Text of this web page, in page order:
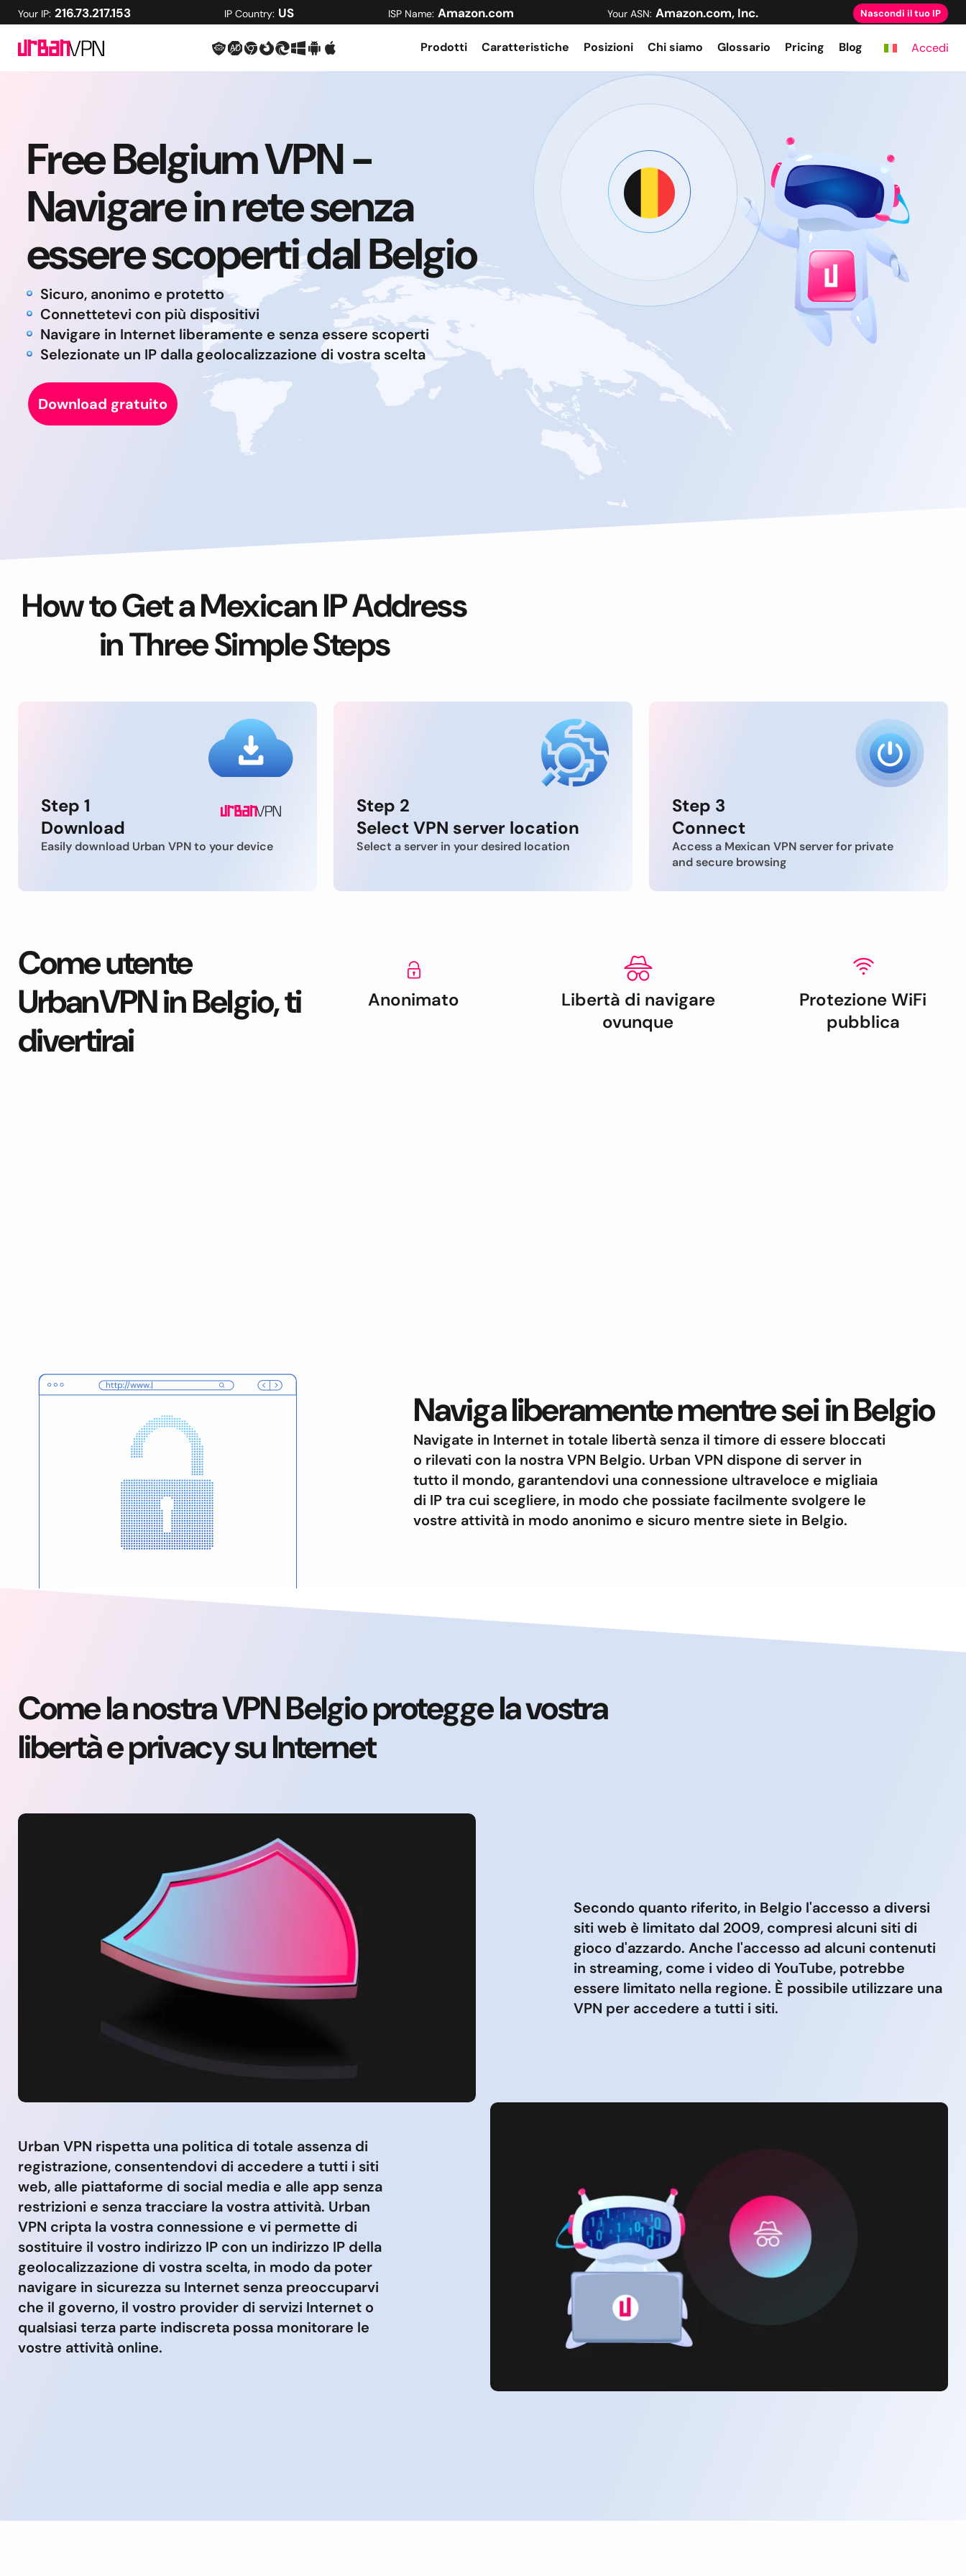
Your IP: 216.73.217.153 IP Country: US ISP Name: Amazon.com Your ASN: Amazon.com, Inc. Nascondi il tuo IP
Prodotti Caratteristiche Posizioni Chi siamo Glossario Pricing Blog Accedi
Free Belgium VPN -
Navigare in rete senza
essere scoperti dal Belgio
Sicuro, anonimo e protetto
Connettetevi con più dispositivi
Navigare in Internet liberamente e senza essere scoperti
Selezionate un IP dalla geolocalizzazione di vostra scelta
Download gratuito
How to Get a Mexican IP Address
in Three Simple Steps
Step 1
Download
Easily download Urban VPN to your device
Step 2
Select VPN server location
Select a server in your desired location
Step 3
Connect
Access a Mexican VPN server for private
and secure browsing
Come utente
UrbanVPN in Belgio, ti
divertirai
Anonimato
Libertà di navigare
ovunque
Protezione WiFi
pubblica
Naviga liberamente mentre sei in Belgio
Navigate in Internet in totale libertà senza il timore di essere bloccati
o rilevati con la nostra VPN Belgio. Urban VPN dispone di server in
tutto il mondo, garantendovi una connessione ultraveloce e migliaia
di IP tra cui scegliere, in modo che possiate facilmente svolgere le
vostre attività in modo anonimo e sicuro mentre siete in Belgio.
Come la nostra VPN Belgio protegge la vostra
libertà e privacy su Internet
Secondo quanto riferito, in Belgio l'accesso a diversi
siti web è limitato dal 2009, compresi alcuni siti di
gioco d'azzardo. Anche l'accesso ad alcuni contenuti
in streaming, come i video di YouTube, potrebbe
essere limitato nella regione. È possibile utilizzare una
VPN per accedere a tutti i siti.
Urban VPN rispetta una politica di totale assenza di
registrazione, consentendovi di accedere a tutti i siti
web, alle piattaforme di social media e alle app senza
restrizioni e senza tracciare la vostra attività. Urban
VPN cripta la vostra connessione e vi permette di
sostituire il vostro indirizzo IP con un indirizzo IP della
geolocalizzazione di vostra scelta, in modo da poter
navigare in sicurezza su Internet senza preoccuparvi
che il governo, il vostro provider di servizi Internet o
qualsiasi terza parte indiscreta possa monitorare le
vostre attività online.